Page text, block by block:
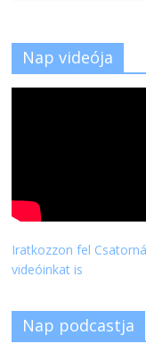
Nap videója
Iratkozzon fel
videóinkat is
Nap podcastja